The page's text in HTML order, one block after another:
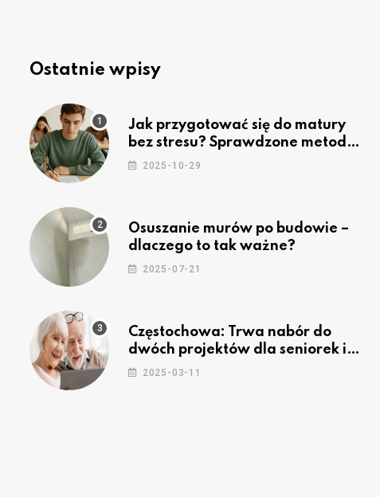
Ostatnie wpisy
Jak przygotować się do matury
bez stresu? Sprawdzone metody
nauki z kursów w Częstochowie
2025-10-29
Osuszanie murów po budowie –
dlaczego to tak ważne?
2025-07-21
Częstochowa: Trwa nabór do
dwóch projektów dla seniorek i
seniorów
2025-03-11